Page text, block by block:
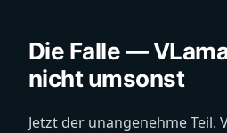
Die Falle —
nicht umsonst
Jetzt der unangenehme Teil.